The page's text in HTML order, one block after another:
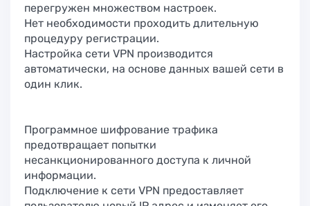
перегружен множеством настроек.
Нет необходимости проходить длительную
процедуру регистрации.
Настройка сети VPN производится
автоматически, на основе данных вашей сети в
один клик.
Программное шифрование трафика
предотвращает попытки
несанкционированного доступа к личной
информации.
Подключение к сети VPN предоставляет